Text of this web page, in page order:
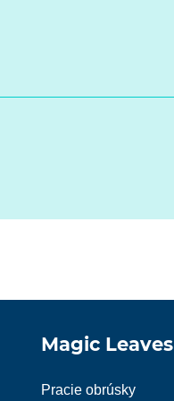
Magic Leaves
Pracie obrúsky